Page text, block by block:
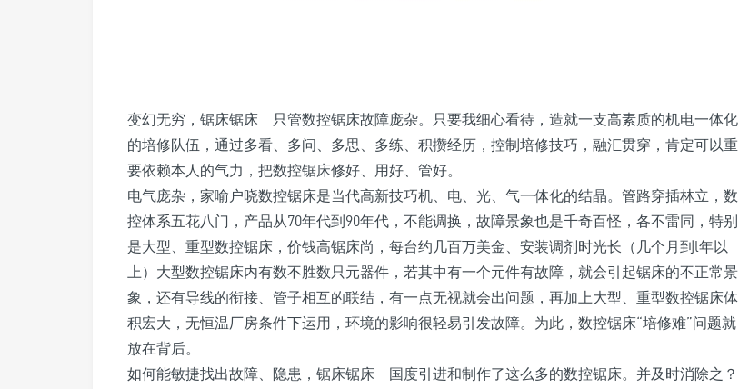
变幻无穷，锯床锯床 只管数控锯床故障庞杂。只要我细心看待，造就一支高素质的机电一体化
的培修队伍，通过多看、多问、多思、多练、积攒经历，控制培修技巧，融汇贯穿，肯定可以重
要依赖本人的气力，把数控锯床修好、用好、管好。
电气庞杂，家喻户晓数控锯床是当代高新技巧机、电、光、气一体化的结晶。管路穿插林立，数
控体系五花八门，产品从70年代到90年代，不能调换，故障景象也是千奇百怪，各不雷同，特别
是大型、重型数控锯床，价钱高锯床尚，每台约几百万美金、安装调剂时光长（几个月到l年以
上）大型数控锯床内有数不胜数只元器件，若其中有一个元件有故障，就会引起锯床的不正常景
象，还有导线的衔接、管子相互的联结，有一点无视就会出问题，再加上大型、重型数控锯床体
积宏大，无恒温厂房条件下运用，环境的影响很轻易引发故障。为此，数控锯床“培修难”问题就
放在背后。
如何能敏捷找出故障、隐患，锯床锯床 国度引进和制作了这么多的数控锯床。并及时消除之？